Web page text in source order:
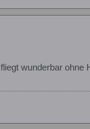
wunderbar ohne